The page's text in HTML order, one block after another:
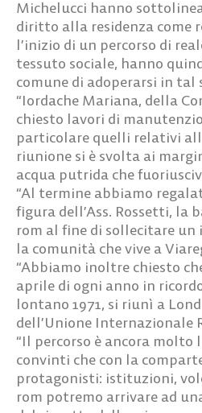
Michelucci hanno
diritto alla residenza come
l’inizio di un percorso di
tessuto sociale, hanno
comune di adoperarsi in tal
“Iordache Mariana, della
chiesto lavori di
particolare quelli relativi
riunione si è svolta ai
acqua putrida che
“Al termine abbiamo
figura dell’Ass. Rossetti, la
rom al fine di sollecitare un
la comunità che vive a
“Abbiamo inoltre chiesto
aprile di ogni anno in
lontano 1971, si riunì a
dell’Unione Internazionale
“Il percorso è ancora molto
convinti che con la
protagonisti: istituzioni,
rom potremo arrivare ad